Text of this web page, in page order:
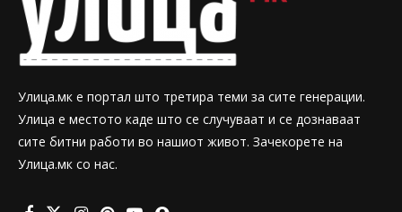
Улица.мк е портал што третира теми за сите генерации.
Улица е местото каде што се случуваат и се дознаваат
сите битни работи во нашиот живот. Зачекорете на
Улица.мк со нас.